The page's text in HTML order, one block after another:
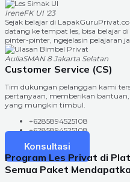
IreneFK UI '23
Sejak belajar di
datang ke tempat les, bisa belajar
pinter-pinter, ngejelasin pelajaran
AuliaSMAN 8 Jakarta Selatan
Customer Service (CS)
Tim dukungan pelanggan kami
pertanyaan, memberikan
yang mungkin timbul.
+6285894525108
+6285894525108
Konsultasi
Program Les Privat di
Semua Paket